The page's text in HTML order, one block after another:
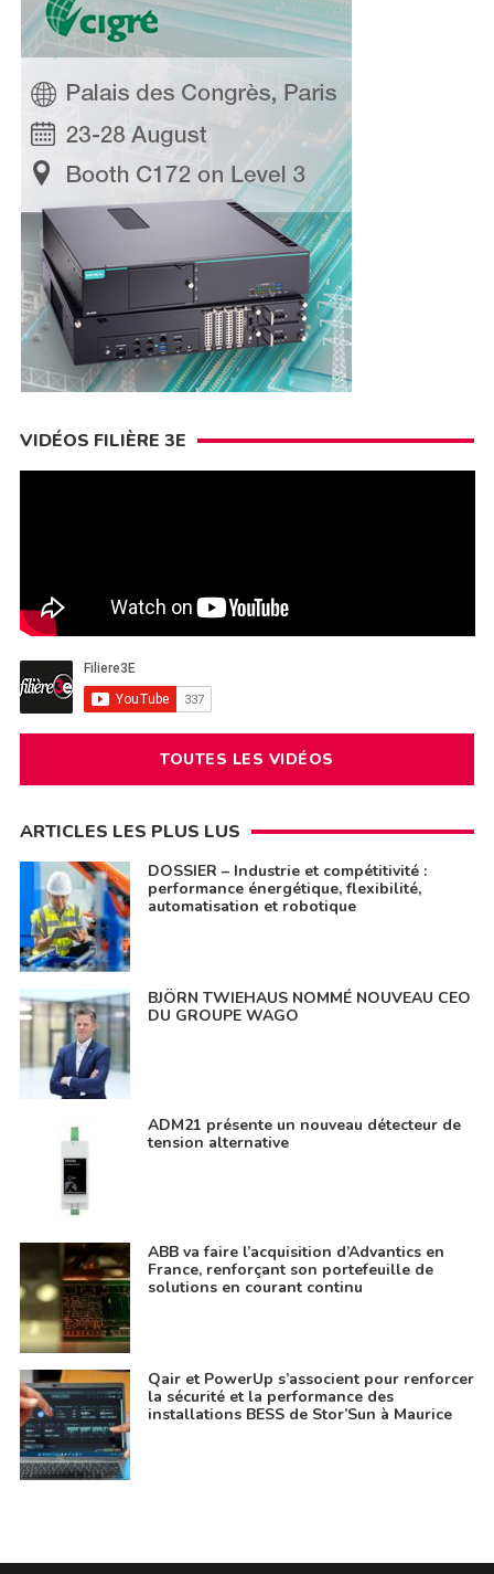
VIDÉOS FILIÈRE 3E
TOUTES LES VIDÉOS
ARTICLES LES PLUS LUS
DOSSIER – Industrie et compétitivité :
performance énergétique, flexibilité,
automatisation et robotique
BJÖRN TWIEHAUS NOMMÉ NOUVEAU CEO
DU GROUPE WAGO
ADM21 présente un nouveau détecteur de
tension alternative
ABB va faire l’acquisition d’Advantics en
France, renforçant son portefeuille de
solutions en courant continu
Qair et PowerUp s’associent pour renforcer
la sécurité et la performance des
installations BESS de Stor’Sun à Maurice